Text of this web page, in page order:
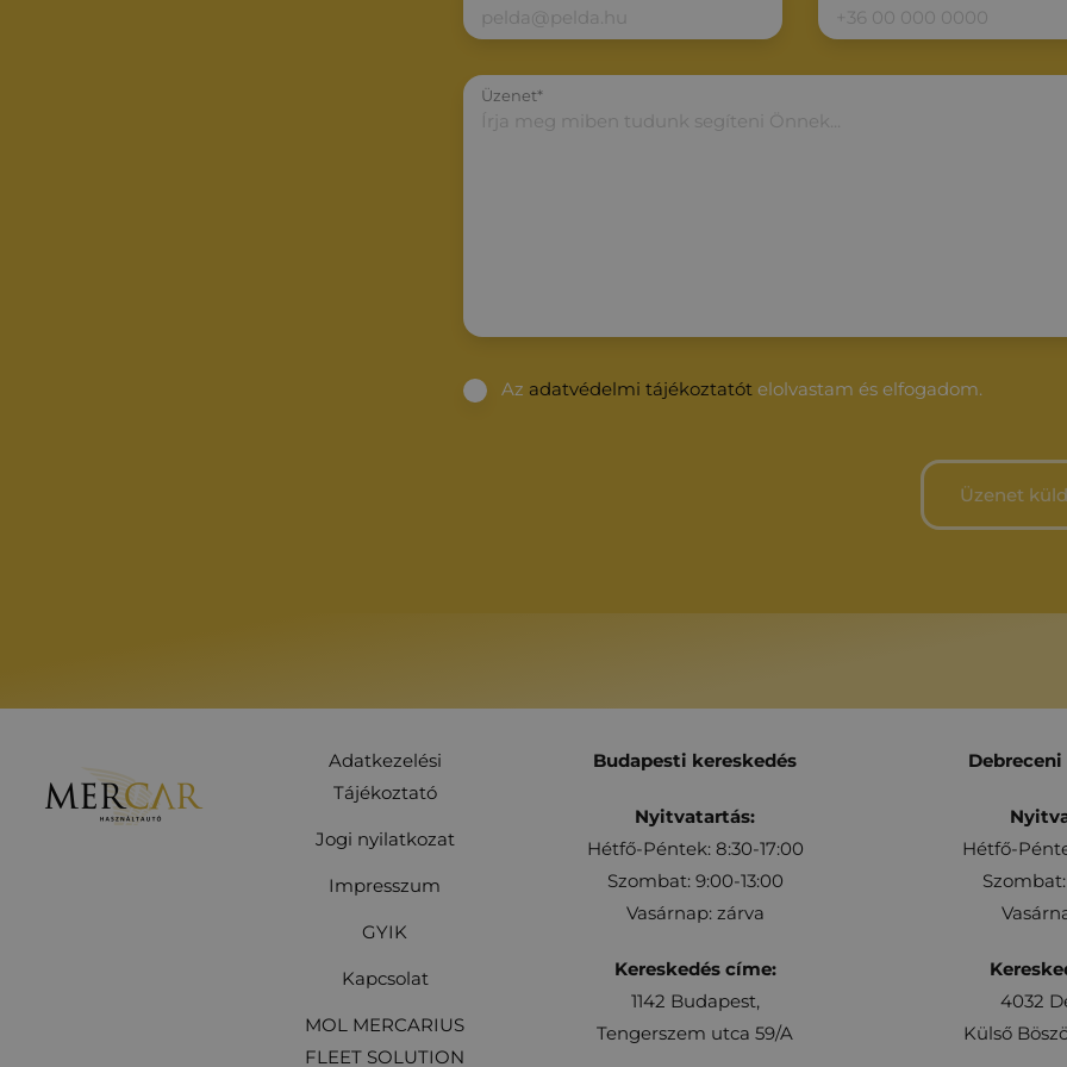
Üzenet*
Az adatvédelmi tájékoztatót elolvastam és elfogadom.
Adatkezelési
Tájékoztató
Jogi nyilatkozat
Impresszum
GYIK
Kapcsolat
MOL MERCARIUS
FLEET SOLUTION
Budapesti kereskedés
Nyitvatartás:
Hétfő-Péntek: 8:30-17:00
Szombat: 9:00-13:00
Vasárnap: zárva
Kereskedés címe:
1142 Budapest,
Tengerszem utca 59/A
Hétfő-
4032
Külső